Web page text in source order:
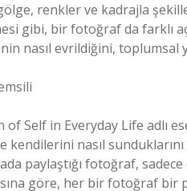
renkler ve kadrajla
gibi, bir fotoğraf da farklı
nasıl evrildiğini, toplumsal
Self in Everyday Life adlı
nasıl
paylaştığı fotoğraf,
göre, her bir fotoğraf